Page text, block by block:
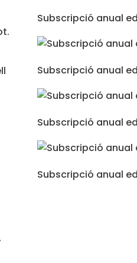
Subscripció anual
Subscripció anual
Subscripció anual
Subscripció anual